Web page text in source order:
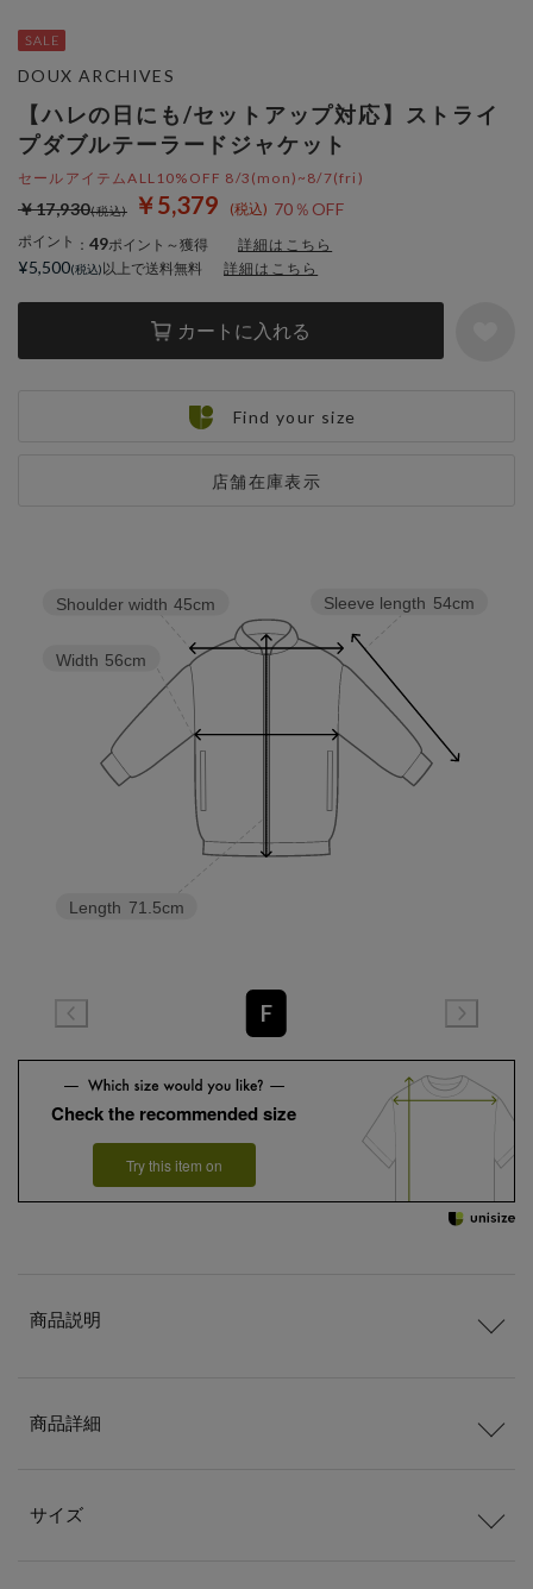
【ハレの日にも/セットアップ対応】ストライ
プダブルテーラードジャケット
セールアイテムALL10%OFF 8/3(mon)~8/7(fri)
￥5,379 70％OFF
￥17,930
ポイント ： 49ポイント～獲得 詳細はこちら
カートに入れる
店舗在庫表示
DOUX ARCHIVES
¥5,500 以上で送料無料 詳細はこちら
Find your size
Sleeve length 54cm
Length 71.5cm
Width 56cm
Shoulder width 45cm
F
Check the recommended size
Try this item on
商品説明
商品詳細
サイズ